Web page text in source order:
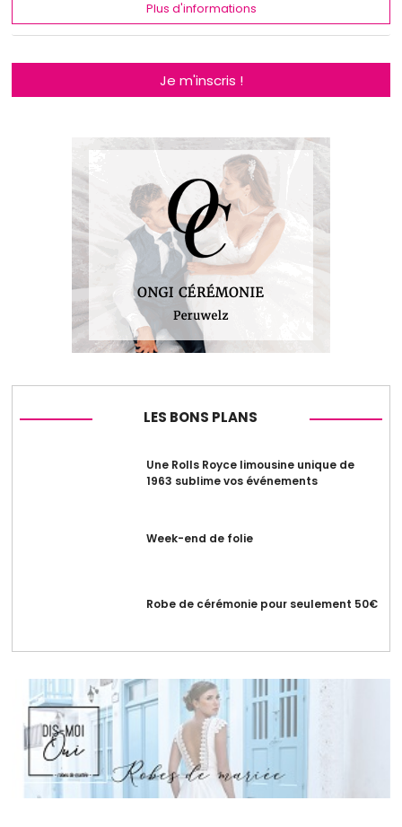
Plus d'informations
Je m'inscris !
LES BONS PLANS
Une Rolls Royce limousine unique de
1963 sublime vos événements
Week-end de folie
Robe de cérémonie pour seulement 50€